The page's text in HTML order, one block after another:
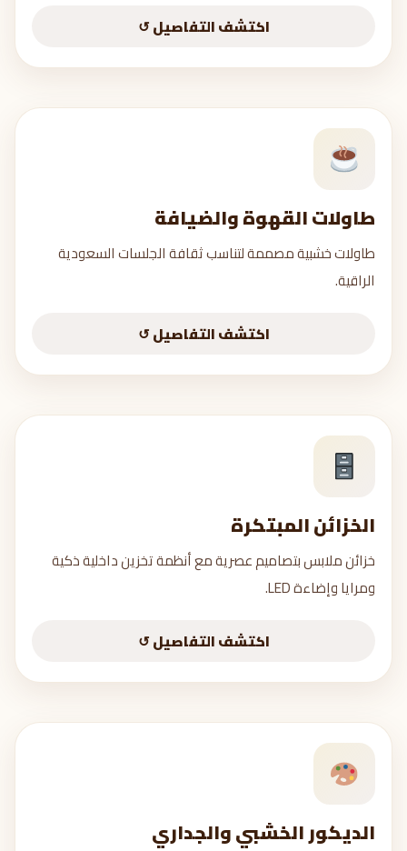
اكتشف التفاصيل ↺
تسريحة كاملة
طاولات القهوة والضيافة
طاولات خشبية مصممة لتناسب ثقافة الجلسات السعودية
الراقية.
اكتشف التفاصيل ↺
طاولات القهوة والضيافة
طاولة قهوة مودرن
طاولات أرضية
الخزائن المبتكرة
خزائن ملابس بتصاميم عصرية مع أنظمة تخزين داخلية ذكية
ومرايا وإضاءة LED.
اكتشف التفاصيل ↺
الخزائن المبتكرة
أبواب منزلقة ومفصلية
تنظيم داخلي ذكي
مرايا داخلية
الديكور الخشبي والجداري
الديكور الخشبي والجداري